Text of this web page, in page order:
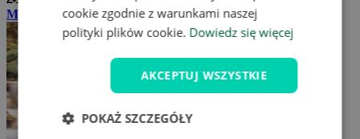
Muzeum Regionalne w Chomutowie
cookie zgodnie z warunkami naszej
polityki plików cookie. Dowiedz się więcej
AKCEPTUJ WSZYSTKIE
POKAŻ SZCZEGÓŁY